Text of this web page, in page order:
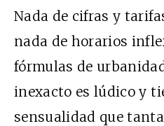
Nada de cifras y
nada de horarios
fórmulas de
inexacto es lúdico y
sensualidad que